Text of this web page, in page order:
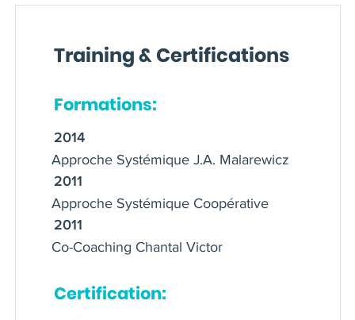
coachs. J'enseigne également
avec le Dr François Balta. Je suis
Mony Elkaïm.
Training & Certifications
Formations:
2014
Approche Systémique J.A. Malarewicz
2011
Approche Systémique Coopérative
2011
Co-Coaching Chantal Victor
Certification: